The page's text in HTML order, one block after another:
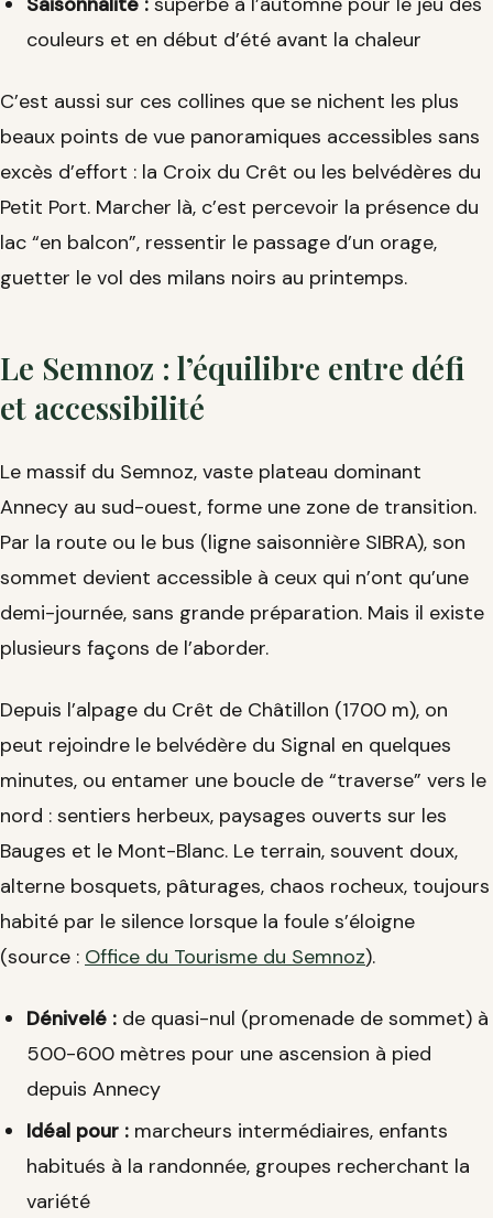
couleurs et en début d’été avant la chaleur
C’est aussi sur ces collines que se nichent les plus
beaux points de vue panoramiques accessibles sans
excès d’effort : la Croix du Crêt ou les belvédères du
Petit Port. Marcher là, c’est percevoir la présence du
lac “en balcon”, ressentir le passage d’un orage,
guetter le vol des milans noirs au printemps.
Le Semnoz : l’équilibre entre défi
et accessibilité
Le massif du Semnoz, vaste plateau dominant
Annecy au sud-ouest, forme une zone de transition.
Par la route ou le bus (ligne saisonnière SIBRA), son
sommet devient accessible à ceux qui n’ont qu’une
demi-journée, sans grande préparation. Mais il existe
plusieurs façons de l’aborder.
Depuis l’alpage du Crêt de Châtillon (1700 m), on
peut rejoindre le belvédère du Signal en quelques
minutes, ou entamer une boucle de “traverse” vers le
nord : sentiers herbeux, paysages ouverts sur les
Bauges et le Mont-Blanc. Le terrain, souvent doux,
alterne bosquets, pâturages, chaos rocheux, toujours
habité par le silence lorsque la foule s’éloigne
(source : Office du Tourisme du Semnoz).
Dénivelé : de quasi-nul (promenade de sommet) à
500-600 mètres pour une ascension à pied
depuis Annecy
Idéal pour : marcheurs intermédiaires, enfants
habitués à la randonnée, groupes recherchant la
variété